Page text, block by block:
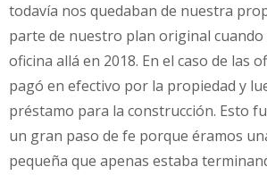
todavía nos quedaban de nuestra
parte de nuestro plan original
oficina allá en 2018. En el caso de las
pagó en efectivo por la propiedad y
préstamo para la construcción. Esto
un gran paso de fe porque éramos
pequeña que apenas estaba